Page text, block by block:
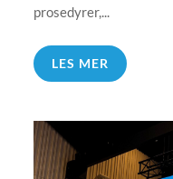
prosedyrer,...
LES MER